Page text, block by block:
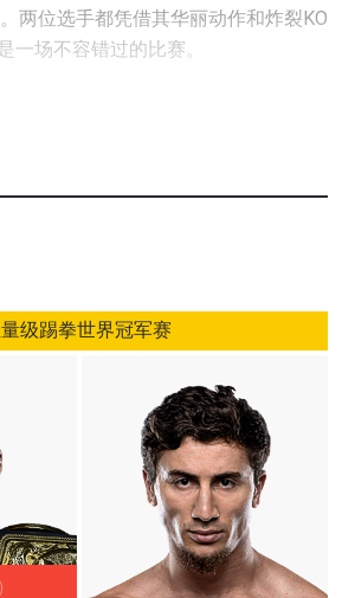
两位选手都凭借其华丽动作和炸裂KO
一场不容错过的比赛。
珠的世界冠军的机会。究竟是前ONE
利用流畅的摔跤缠斗技巧登顶，赢得
级世界八人赛冠军呢？
赛，爆发性十足的轻量级选手蒂莫菲·
赛因·阿斯兰夫将展开较量，而巴西柔
将迎战重量级重拳手姜智媛。
看您的本地列表，并立即下载ONE
级踢拳世界冠军赛